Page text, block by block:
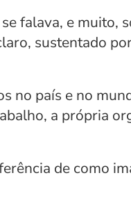
falava, e muito,
sustentado
no país e no
a própria
de como